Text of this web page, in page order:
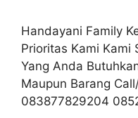
Handayani Family
Prioritas Kami Kami
Yang Anda
Maupun Barang
083877829204